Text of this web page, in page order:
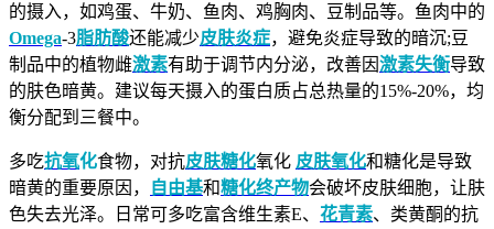
的摄入，如鸡蛋、牛奶、鱼肉、鸡胸肉、豆制品等。鱼肉中的
Omega-3脂肪酸还能减少皮肤炎症，避免炎症导致的暗沉;豆
制品中的植物雌激素有助于调节内分泌，改善因激素失衡导致
的肤色暗黄。建议每天摄入的蛋白质占总热量的15%-20%，均
衡分配到三餐中。
多吃抗氧化食物，对抗皮肤糖化氧化 皮肤氧化和糖化是导致
暗黄的重要原因，
自由基和糖化终产物会破坏皮肤细胞，让肤
色失去光泽。日常可多吃富含维生素E、 花青素、类黄酮的抗